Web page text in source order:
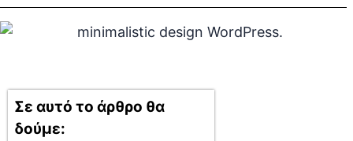
Σε αυτό το άρθρο θα
δούμε: